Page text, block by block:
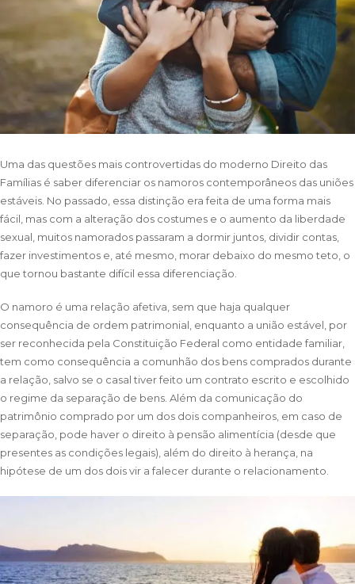
Uma das questões mais controvertidas do moderno Direito das
Famílias é saber diferenciar os namoros contemporâneos das uniões
estáveis. No passado, essa distinção era feita de uma forma mais
fácil, mas com a alteração dos costumes e o aumento da liberdade
sexual, muitos namorados passaram a dormir juntos, dividir contas,
fazer investimentos e, até mesmo, morar debaixo do mesmo teto, o
que tornou bastante difícil essa diferenciação.
O namoro é uma relação afetiva, sem que haja qualquer
consequência de ordem patrimonial, enquanto a união estável, por
ser reconhecida pela Constituição Federal como entidade familiar,
tem como consequência a comunhão dos bens comprados durante
a relação, salvo se o casal tiver feito um contrato escrito e escolhido
o regime da separação de bens. Além da comunicação do
patrimônio comprado por um dos dois companheiros, em caso de
separação, pode haver o direito à pensão alimentícia (desde que
presentes as condições legais), além do direito à herança, na
hipótese de um dos dois vir a falecer durante o relacionamento.